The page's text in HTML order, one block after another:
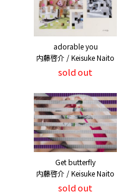
adorable you
内藤啓介 / Keisuke Naito
sold out
Get butterfly
内藤啓介 / Keisuke Naito
sold out